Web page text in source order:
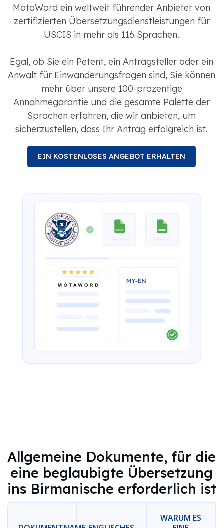
MotaWord ein weltweit führender Anbieter von
zertifizierten Übersetzungsdienstleistungen für
USCIS in mehr als 116 Sprachen.
Egal, ob Sie ein Petent, ein Antragsteller oder ein
Anwalt für Einwanderungsfragen sind, Sie können
mehr über unsere 100-prozentige
Annahmegarantie und die gesamte Palette der
Sprachen erfahren, die wir anbieten, um
sicherzustellen, dass Ihr Antrag erfolgreich ist.
EIN KOSTENLOSES ANGEBOT ERHALTEN
Allgemeine Dokumente, für die
eine beglaubigte Übersetzung
ins Birmanische erforderlich ist
WARUM ES